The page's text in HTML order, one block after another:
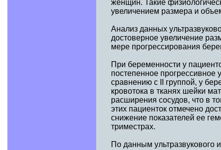
женщин. Такие
увеличением размера и
Анализ данных
достоверное увеличение
мере прогрессирования
При беременности у
постепенное
сравнению с II группой, у
кровотока в тканях шейки
расширения сосудов, что в
этих пациенток отмечено
снижение показателей ее
триместрах.
По данным ультразвукового